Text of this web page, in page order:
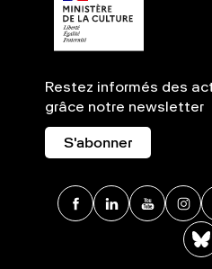
Restez informés des
grâce notre newsletter
S'abonner
Facebook
Linkedin